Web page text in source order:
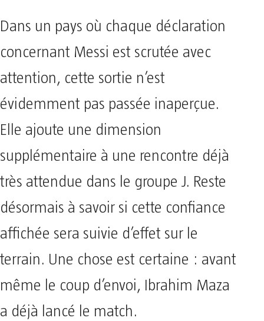
Dans un pays où chaque déclaration
concernant Messi est scrutée avec
attention, cette sortie n’est
évidemment pas passée inaperçue.
Elle ajoute une dimension
supplémentaire à une rencontre déjà
très attendue dans le groupe J. Reste
désormais à savoir si cette confiance
affichée sera suivie d’effet sur le
terrain. Une chose est certaine : avant
même le coup d’envoi, Ibrahim Maza
a déjà lancé le match.